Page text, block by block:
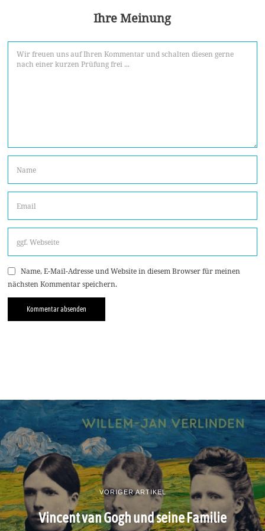
Ihre Meinung
Name, E-Mail-Adresse und Website in diesem Browser für meinen
nächsten Kommentar speichern.
VORIGER ARTIKEL
Vincent van Gogh und seine Familie